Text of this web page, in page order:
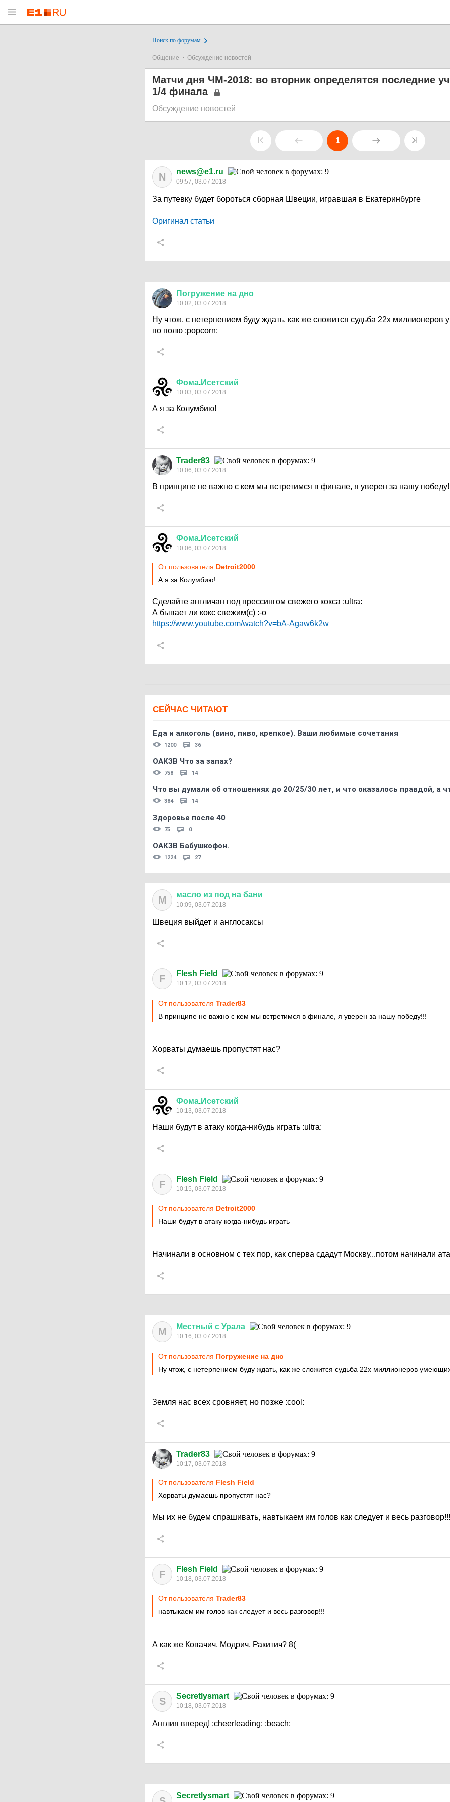
Поиск по форумам
Общение Обсуждение новостей
Матчи дня ЧМ-2018: во вторник определятся последние
1/4 финала
Обсуждение новостей
1
N news@e1.ru
09:57, 03.07.2018
За путевку будет бороться сборная Швеции, игравшая в Екатеринбурге
Оригинал статьи
Погружение на дно
10:02, 03.07.2018
Ну чтож, с нетерпением буду ждать, как же сложится судьба 22х миллионеров
по полю :popcorn:
Фома.Исетский
10:03, 03.07.2018
А я за Колумбию!
Trader83
10:06, 03.07.2018
В принципе не важно с кем мы встретимся в финале, я уверен за нашу
Фома.Исетский
10:06, 03.07.2018
От пользователя Detroit2000
А я за Колумбию!
Сделайте англичан под прессингом свежего кокса :ultra:
А бывает ли кокс свежим(с) :-o
https://www.youtube.com/watch?v=bA-Agaw6k2w
СЕЙЧАС ЧИТАЮТ
Еда и алкоголь (вино, пиво, крепкое). Ваши любимые сочетания
1200 36
ОАКЗВ Что за запах?
758 14
Что вы думали об отношениях до 20/25/30 лет, и что оказалось правдой, а
384 14
Здоровье после 40
75 0
ОАКЗВ Бабушкофон.
1224 27
М масло из под на бани
10:09, 03.07.2018
Швеция выйдет и англосаксы
F Flesh Field
10:12, 03.07.2018
От пользователя Trader83
В принципе не важно с кем мы встретимся в финале, я уверен за нашу победу!!!
Хорваты думаешь пропустят нас?
Фома.Исетский
10:13, 03.07.2018
Наши будут в атаку когда-нибудь играть :ultra:
F Flesh Field
10:15, 03.07.2018
От пользователя Detroit2000
Наши будут в атаку когда-нибудь играть
Начинали в основном с тех пор, как сперва сдадут Москву...потом начинали
М Местный с Урала
10:16, 03.07.2018
От пользователя Погружение на дно
Ну чтож, с нетерпением буду ждать, как же сложится судьба 22х миллионеров
Земля нас всех сровняет, но позже :cool:
Trader83
10:17, 03.07.2018
От пользователя Flesh Field
Хорваты думаешь пропустят нас?
Мы их не будем спрашивать, навтыкаем им голов как следует и весь разговор!!!
F Flesh Field
10:18, 03.07.2018
От пользователя Trader83
навтыкаем им голов как следует и весь разговор!!!
А как же Ковачич, Модрич, Ракитич? 8(
S Secretlysmart
10:18, 03.07.2018
Англия вперед! :cheerleading: :beach:
Secretlysmart